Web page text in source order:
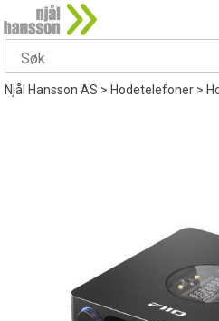
Njål Hansson AS>Hodetelefoner>